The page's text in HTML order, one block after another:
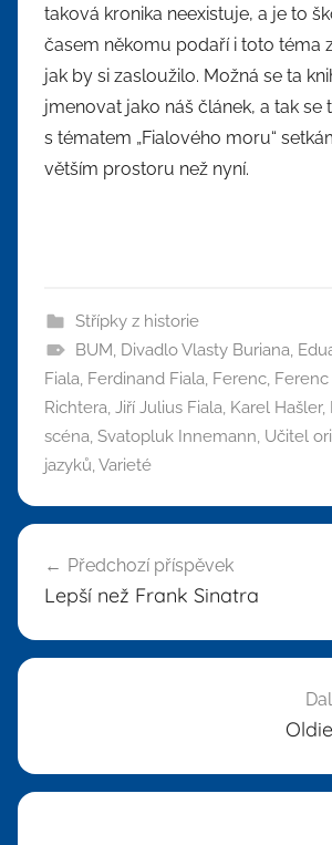
taková kronika neexistuje, a je to
časem někomu podaří i toto téma
jak by si zasloužilo. Možná se ta
jmenovat jako náš článek, a tak se
s tématem „Fialového moru“
větším prostoru než nyní.
Střípky z historie
BUM, Divadlo Vlasty Buriana,
Fiala, Ferdinand Fiala, Ferenc,
Richtera, Jiří Julius Fiala, Karel Hašler,
scéna, Svatopluk Innemann, Učitel
jazyků,Varieté
Navigace
pro
příspěvek
Předchozí příspěvek
Lepší než Frank Sinatra